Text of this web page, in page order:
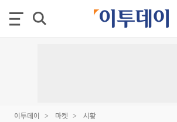
이투데이 마켓 시황